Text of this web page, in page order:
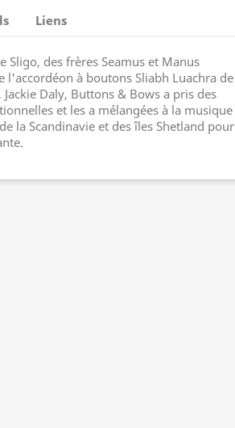
Liens
Sligo, des frères Seamus et Manus
l'accordéon à boutons Sliabh Luachra de
Daly, Buttons & Bows a pris des
et les a mélangées à la musique
la Scandinavie et des îles Shetland pour